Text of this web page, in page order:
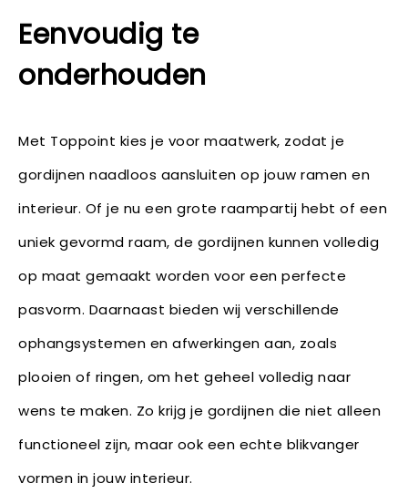
Eenvoudig te
onderhouden
Met Toppoint kies je voor maatwerk, zodat je
gordijnen naadloos aansluiten op jouw ramen en
interieur. Of je nu een grote raampartij hebt of een
uniek gevormd raam, de gordijnen kunnen volledig
op maat gemaakt worden voor een perfecte
pasvorm. Daarnaast bieden wij verschillende
ophangsystemen en afwerkingen aan, zoals
plooien of ringen, om het geheel volledig naar
wens te maken. Zo krijg je gordijnen die niet alleen
functioneel zijn, maar ook een echte blikvanger
vormen in jouw interieur.